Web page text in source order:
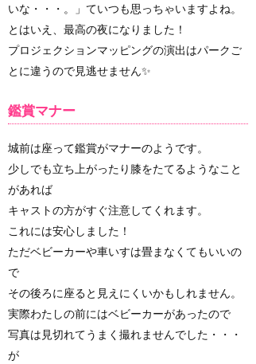
いな・・・。」ていつも思っちゃいますよね。
とはいえ、最高の夜になりました！
プロジェクションマッピングの演出はパークご
とに違うので見逃せません✨
鑑賞マナー
城前は座って鑑賞がマナーのようです。
少しでも立ち上がったり膝をたてるようなこと
があれば
キャストの方がすぐ注意してくれます。
これには安心しました！
ただベビーカーや車いすは畳まなくてもいいの
で
その後ろに座ると見えにくいかもしれません。
実際わたしの前にはベビーカーがあったので
写真は見切れてうまく撮れませんでした・・・
が